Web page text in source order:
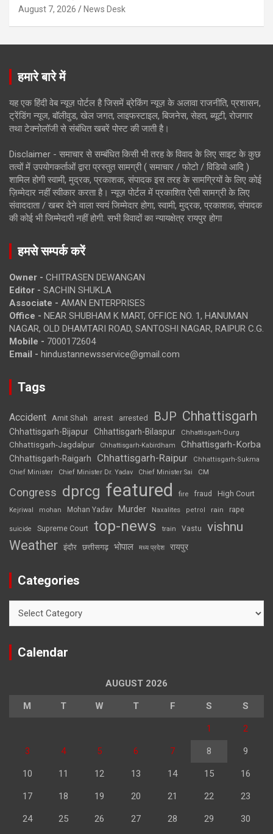
August 7, 2026 News Desk
हमारे बारे में
यह एक हिंदी वेब न्यूज़ पोर्टल है जिसमें ब्रेकिंग न्यूज़ के अलावा राजनीति, प्रशासन,
ट्रेंडिंग न्यूज, बॉलीवुड, खेल जगत, लाइफस्टाइल, बिजनेस, सेहत, ब्यूटी, रोजगार
तथा टेक्नोलॉजी से संबंधित खबरें पोस्ट की जाती है।
Disclaimer - समाचार से सम्बंधित किसी भी तरह के विवाद के लिए साइट के कुछ
तत्वों में उपयोगकर्ताओं द्वारा प्रस्तुत सामग्री ( समाचार / फोटो / विडियो आदि )
शामिल होगी स्वामी, मुद्रक, प्रकाशक, संपादक इस तरह के सामग्रियों के लिए कोई
ज़िम्मेदार नहीं स्वीकार करता है। न्यूज़ पोर्टल में प्रकाशित ऐसी सामग्री के लिए
संवाददाता / खबर देने वाला स्वयं जिम्मेदार होगा, स्वामी, मुद्रक, प्रकाशक, संपादक
की कोई भी जिम्मेदारी नहीं होगी. सभी विवादों का न्यायक्षेत्र रायपुर होगा
हमसे सम्पर्क करें
Owner - CHITRASEN DEWANGAN
Editor - SACHIN SHUKLA
Associate - AMAN ENTERPRISES
Office - NEAR SHUBHAM K MART, OFFICE NO. 1, HANUMAN
NAGAR, OLD DHAMTARI ROAD, SANTOSHI NAGAR, RAIPUR C.G.
Mobile - 7000172604
Email - hindustannewsservice@gmail.com
Tags
Accident Amit Shah arrest arrested BJP Chhattisgarh
Chhattisgarh-Bijapur Chhattisgarh-Bilaspur Chhattisgarh-Durg
Chhattisgarh-Jagdalpur Chhattisgarh-Kabirdham Chhattisgarh-Korba
Chhattisgarh-Raigarh Chhattisgarh-Raipur
Chhattisgarh-Sukma
Chief Minister
Chief Minister Dr. Yadav Chief Minister Sai CM
Congress dprcg featured fire fraud High Court
Kejriwal mohan Mohan Yadav Murder Naxalites petrol rain rape
suicide Supreme Court top-news train Vastu vishnu
Weather इंदौर छत्तीसगढ़ भोपाल मध्य प्रदेश रायपुर
Categories
Calendar
AUGUST 2026
M T W T F S S
1 2
3 4 5 6 7 8 9
10 11 12 13 14 15 16
17 18 19 20 21 22 23
24 25 26 27 28 29 30